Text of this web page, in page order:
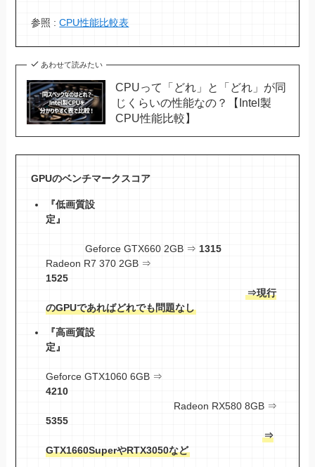
参照 :CPU性能比較表
あわせて読みたい
CPUって「どれ」と「どれ」が同
じくらいの性能なの？【Intel製
CPU性能比較】
GPUのベンチマークスコア
『低画質設
定』
Geforce GTX660 2GB ⇒ 1315
Radeon R7 370 2GB ⇒
1525
⇒現行
のGPUであればどれでも問題なし
『高画質設
定』
Geforce GTX1060 6GB ⇒
4210
Radeon RX580 8GB ⇒
5355
⇒
GTX1660SuperやRTX3050など